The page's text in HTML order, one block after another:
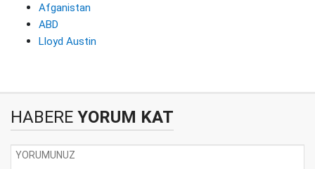
Afganistan
ABD
Lloyd Austin
HABERE YORUM KAT